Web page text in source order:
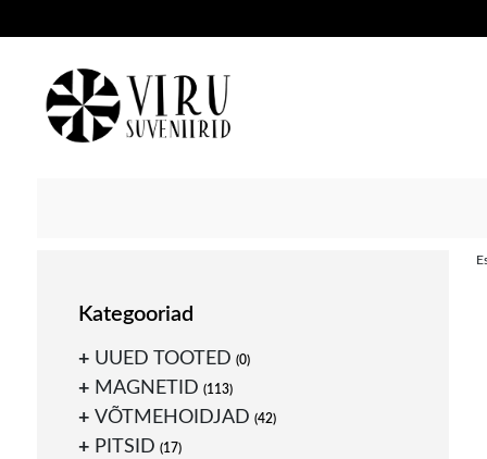
Viru suveniirid
Suveniiride hulgimüük
Kategooriad
UUED TOOTED (0)
MAGNETID (113)
VÕTMEHOIDJAD (42)
PITSID (17)